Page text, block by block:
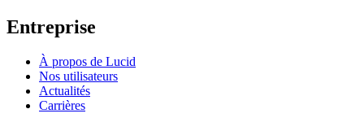
Entreprise
À propos de Lucid
Nos utilisateurs
Actualités
Carrières